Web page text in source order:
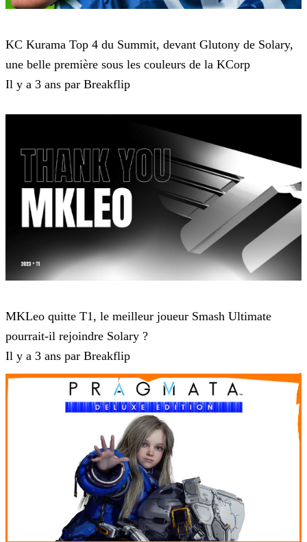
KC Kurama Top 4 du Summit, devant Glutony de Solary,
une belle première sous les couleurs de la KCorp
Il y a 3 ans par Breakflip
MKLeo quitte T1, le meilleur joueur Smash Ultimate
pourrait-il rejoindre Solary ?
Il y a 3 ans par Breakflip